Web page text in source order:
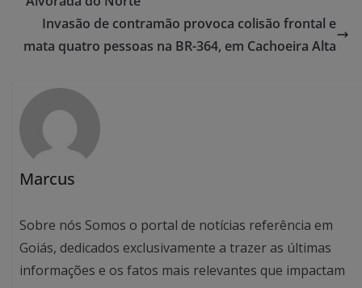
Invasão de contramão provoca colisão frontal e
mata quatro pessoas na BR-364, em Cachoeira Alta
Marcus
Sobre nós Somos o portal de notícias referência em
Goiás, dedicados exclusivamente a trazer as últimas
informações e os fatos mais relevantes que impactam